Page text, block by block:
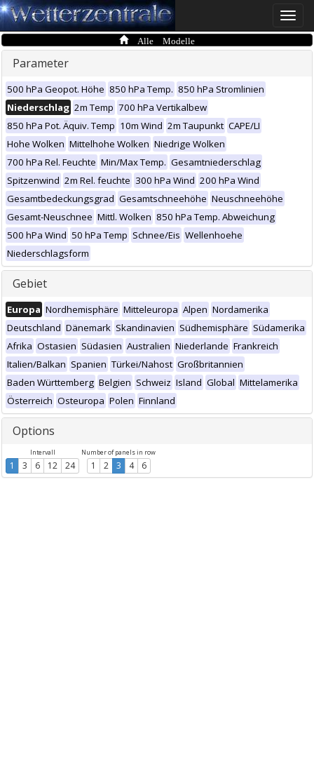
Toggle
Alle Modelle
Parameter
500 hPa Geopot. Höhe 850 hPa Temp. 850 hPa Stromlinien
Niederschlag 2m Temp 700 hPa Vertikalbew
850 hPa Pot. Äquiv. Temp 10m Wind 2m Taupunkt CAPE/LI
Hohe Wolken Mittelhohe Wolken Niedrige Wolken
700 hPa Rel. Feuchte Min/Max Temp. Gesamtniederschlag
Spitzenwind 2m Rel. feuchte 300 hPa Wind 200 hPa Wind
Gesamtbedeckungsgrad Gesamtschneehöhe Neuschneehöhe
Gesamt-Neuschnee Mittl. Wolken 850 hPa Temp. Abweichung
500 hPa Wind 50 hPa Temp Schnee/Eis Wellenhoehe
Niederschlagsform
Gebiet
Europa Nordhemisphäre Mitteleuropa Alpen Nordamerika
Deutschland Dänemark Skandinavien Südhemisphäre Südamerika
Afrika Ostasien Südasien Australien Niederlande Frankreich
Italien/Balkan Spanien Türkei/Nahost Großbritannien
Baden Württemberg Belgien Schweiz Island Global Mittelamerika
Österreich Osteuropa Polen Finnland
Options
Intervall
1 3 6 12 24
Number of panels in row
1 2 3 4 6